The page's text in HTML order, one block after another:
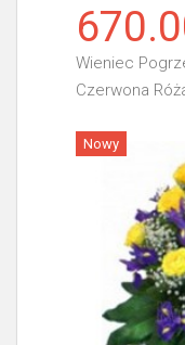
Wieniec
Czerwona
Nowy